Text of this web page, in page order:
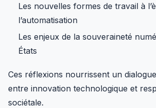
Les nouvelles formes de travail à
l’automatisation
Les enjeux de la souveraineté
États
Ces réflexions nourrissent un
entre innovation technologique et
sociétale.